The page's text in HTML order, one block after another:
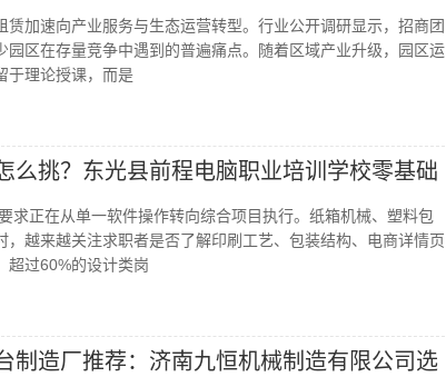
加速向产业服务与生态运营转型。行业公开调研显示，招商团
园区在存量竞争中遇到的普遍痛点。随着区域产业升级，园区运
于理论授课，而是
么挑？东光县前程电脑职业培训学校零基础
求正在从单一软件操作转向综合项目执行。纸箱机械、塑料包
越来越关注求职者是否了解印刷工艺、包装结构、电商详情页
超过60%的设计类岗
制造厂推荐：济南九恒机械制造有限公司选